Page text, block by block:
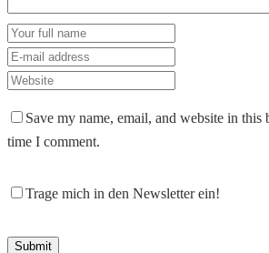
Save my name, email, and website in this
time I comment.
Trage mich in den Newsletter ein!